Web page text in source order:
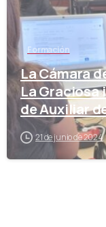
Formación
La Cámara
La
de Auxiliar
21 de junio de 2024